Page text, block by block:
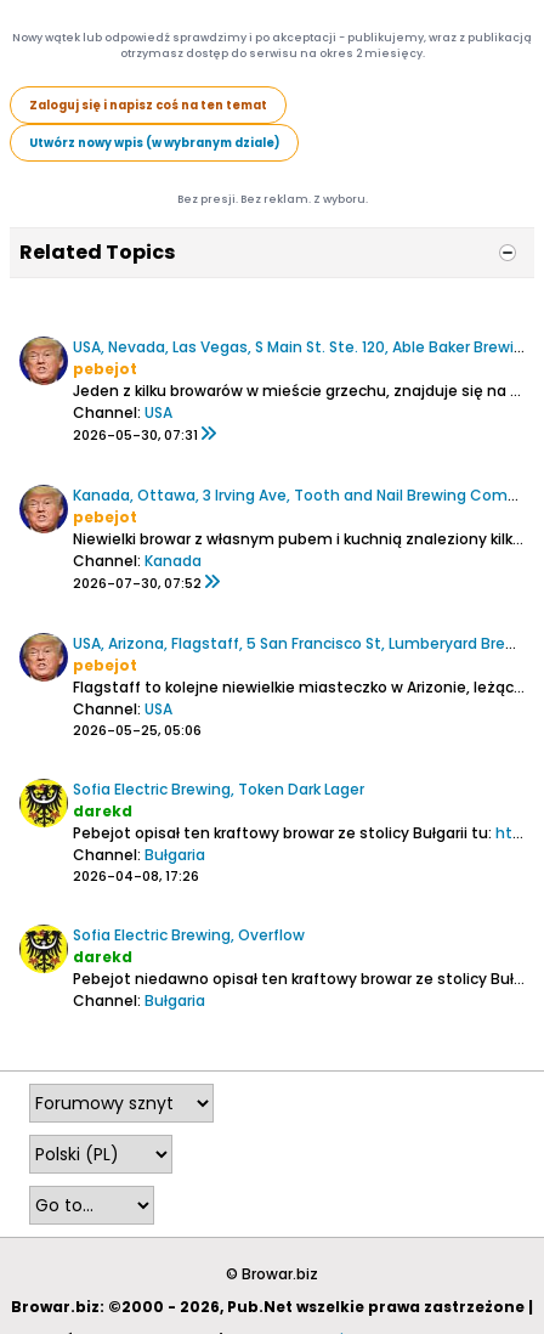
Nowy wątek lub odpowiedź sprawdzimy i po akceptacji - publikujemy, wraz z publikacją
otrzymasz dostęp do serwisu na okres 2 miesięcy.
Zaloguj się i napisz coś na ten temat
Utwórz nowy wpis (w wybranym dziale)
Bez presji. Bez reklam. Z wyboru.
Related Topics
USA, Nevada, Las Vegas, S Main St. Ste. 120, Able Baker Brewing
pebejot
Jeden z kilku browarów w mieście grzechu, znajduje się na uboczu z dala od jaskiń hazardu, nieopodal początkowej stacji kolei jednoszynowej Monorail "Sahara".
Channel: USA
2026-05-30, 07:31
Kanada, Ottawa, 3 Irving Ave, Tooth and Nail Brewing Company
pebejot
Niewielki browar z własnym pubem i kuchnią znaleziony kilka kilometrów od centrum Ottawy.
Channel: Kanada
2026-07-30, 07:52
USA, Arizona, Flagstaff, 5 San Francisco St, Lumberyard Brewing Co.
pebejot
Flagstaff to kolejne niewielkie miasteczko w Arizonie, leżące na trasie legendarnej Route 66, która w tych rejonach jest jeszcze przejezdna na wybranych fragmentach. Działa tu oryginalny bar śniadaniowy sprzed kilkudziesięciu lat, z czasów świetności historycznej międzystanowej drogi, który...
Channel: USA
2026-05-25, 05:06
Sofia Electric Brewing, Token Dark Lager
darekd
Pebejot opisał ten kraftowy browar ze stolicy Bułgarii tu: https://www.browar.biz/forum/piwo/pi...ectric-brewing
Channel: Bułgaria
2026-04-08, 17:26
Sofia Electric Brewing, Overflow
darekd
Pebejot niedawno opisał ten kraftowy browar ze stolicy Bułgarii:
Channel: Bułgaria
© Browar.biz
Browar.biz: ©2000 - 2026, Pub.Net wszelkie prawa zastrzeżone |